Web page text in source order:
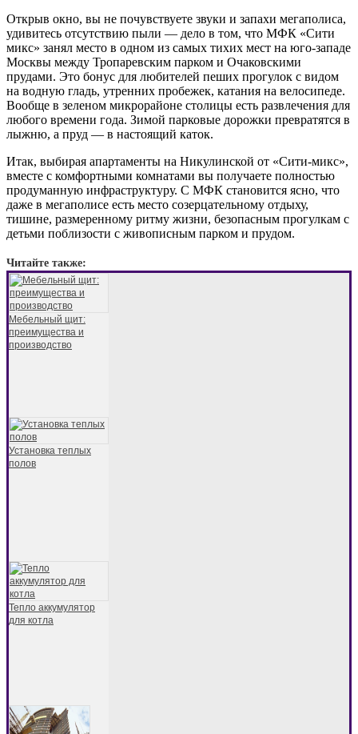
Открыв окно, вы не почувствуете звуки и запахи мегаполиса,
удивитесь отсутствию пыли — дело в том, что МФК «Сити
микс» занял место в одном из самых тихих мест на юго-западе
Москвы между Тропаревским парком и Очаковскими
прудами. Это бонус для любителей пеших прогулок с видом
на водную гладь, утренних пробежек, катания на велосипеде.
Вообще в зеленом микрорайоне столицы есть развлечения для
любого времени года. Зимой парковые дорожки превратятся в
лыжню, а пруд — в настоящий каток.
Итак, выбирая апартаменты на Никулинской от «Сити-микс»,
вместе с комфортными комнатами вы получаете полностью
продуманную инфраструктуру. С МФК становится ясно, что
даже в мегаполисе есть место созерцательному отдыху,
тишине, размеренному ритму жизни, безопасным прогулкам с
детьми поблизости с живописным парком и прудом.
Читайте также:
Мебельный щит:
преимущества и
производство
Установка теплых
полов
Тепло аккумулятор
для котла